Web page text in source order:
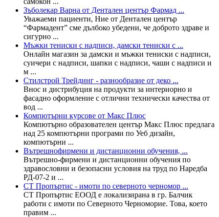
Зъболекар Варна от Дентален център Фармад ...
Уважаеми пациенти, Ние от Дентален център
“Фармадент” сме дълбоко убедени, че доброто здраве и
сигурно ...
Мъжки тениски с надписи, дамски тениски с ...
Онлайн магазин за дамски и мъжки тениски с надписи,
суичери с надписи, шапки с надписи, чаши с надписи и
м ...
Стилстрой Трейдинг - разнообразие от деко ...
Внос и дистрибуция на продукти за интериорно и
фасадно оформление с отлични технически качества от
вод ...
Компютърни курсове от Макс Плюс
Компютърно образователен център Макс Плюс предлага
над 25 компютърни програми по Уеб дизайн,
компютърни ...
Вътрешнофирмени и дистанционни обучения, ...
Вътрешно-фирмени и дистанционни обучения по
здравословни и безопасни условия на труд по Наредба
РД-07-2 и ...
СТ Пропъртис - имоти по северното черномор ...
СТ Пропъртис ЕООД е локализирана в гр. Балчик
работи с имоти по Северното Черноморие. Това, което
правим ...